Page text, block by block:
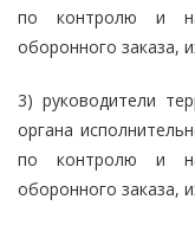
по контролю и
оборонного заказа,
3) руководители
органа
по контролю и
оборонного заказа,